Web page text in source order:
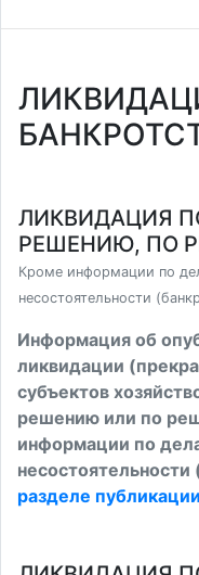
ЛИКВИДАЦИЯ
РЕШЕНИЮ, ПО
Кроме информации по
несостоятельности
Информация об
ликвидации
субъектов
решению или по
информации по
разделе